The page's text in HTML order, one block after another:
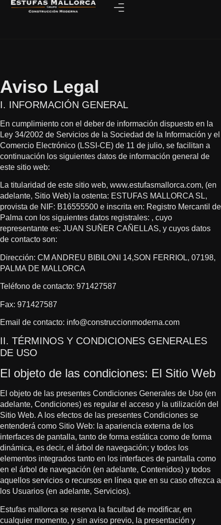
Aviso Legal
I. INFORMACIÓN GENERAL
En cumplimiento con el deber de información dispuesto en la
Ley 34/2002 de Servicios de la Sociedad de la Información y el
Comercio Electrónico (LSSI-CE) de 11 de julio, se facilitan a
continuación los siguientes datos de información general de
este sitio web:
La titularidad de este sitio web, www.estufasmallorca.com, (en
adelante, Sitio Web) la ostenta: ESTUFAS MALLORCA SL,
provista de NIF: B16555500 e inscrita en: Registro Mercantil de
Palma con los siguientes datos registrales: , cuyo
representante es: JUAN SUÑER CAÑELLAS, y cuyos datos
de contacto son:
Dirección: CM ANDREU BIBILONI 14,SON FERRIOL, 07198,
PALMA DE MALLORCA
Teléfono de contacto: 971427587
Fax: 971427587
Email de contacto: info@construccionmoderna.com
II. TÉRMINOS Y CONDICIONES GENERALES
DE USO
El objeto de las condiciones: El Sitio Web
El objeto de las presentes Condiciones Generales de Uso (en
adelante, Condiciones) es regular el acceso y la utilización del
Sitio Web. A los efectos de las presentes Condiciones se
entenderá como Sitio Web: la apariencia externa de los
interfaces de pantalla, tanto de forma estática como de forma
dinámica, es decir, el árbol de navegación; y todos los
elementos integrados tanto en los interfaces de pantalla como
en el árbol de navegación (en adelante, Contenidos) y todos
aquellos servicios o recursos en línea que en su caso ofrezca a
los Usuarios (en adelante, Servicios).
Estufas mallorca se reserva la facultad de modificar, en
cualquier momento, y sin aviso previo, la presentación y